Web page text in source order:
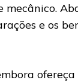
mecânico.
e os